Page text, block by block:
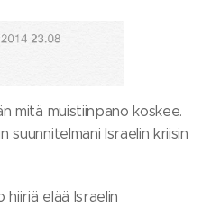
mitä muistiinpano koskee.
suunnitelmani Israelin kriisin
hiiriä elää Israelin